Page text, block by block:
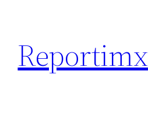
contenido
Reportimx